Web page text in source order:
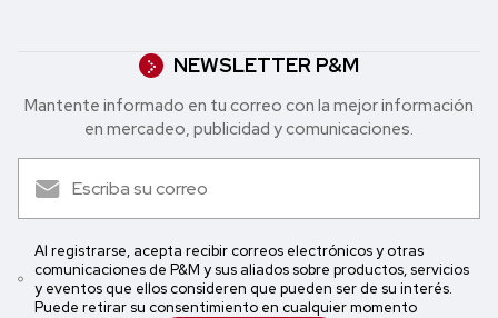
NEWSLETTER P&M
Mantente informado en tu correo con la mejor in formación
en mercadeo, publicidad y comunicaciones.
Al registrarse, acepta recibir correos electrónicos y otras
comunicaciones de P&M y sus aliados sobre productos, servicios
y eventos que ellos consideren que pueden ser de su interés.
Puede retirar su consentimiento en cualquier momento